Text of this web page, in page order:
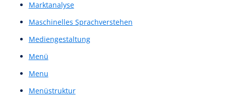
Kontextbetrachtung
Kontextstudie
Konversionsraten
Konzeptnachweis